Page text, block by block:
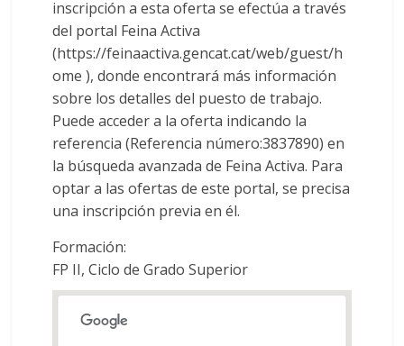
Ilustre
Químicos
Huelva
inscripción a esta oferta se efectúa a través
del portal Feina Activa
(https://feinaactiva.gencat.cat/web/guest/h
ome ), donde encontrará más información
sobre los detalles del puesto de trabajo.
Puede acceder a la oferta indicando la
referencia (Referencia número:3837890) en
la búsqueda avanzada de Feina Activa. Para
optar a las ofertas de este portal, se precisa
una inscripción previa en él.
Formación:
FP II, Ciclo de Grado Superior